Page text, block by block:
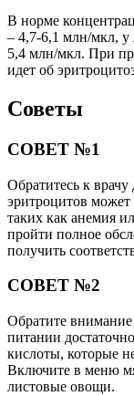
В норме
– 4,7-6,1 млн/мкл,
5,4 млн/мкл. При
идет об
Советы
СОВЕТ №1
Обратитесь к
эритроцитов
таких как анемия
пройти полное
получить
СОВЕТ №2
Обратите
питании
кислоты, которые
Включите в меню
листовые овощи.